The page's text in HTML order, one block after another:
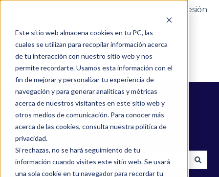
Este sitio web almacena cookies en tu PC, las
cuales se utilizan para recopilar información acerca
de tu interacción con nuestro sitio web y nos
permite recordarte. Usamos esta información con el
fin de mejorar y personalizar tu experiencia de
navegación y para generar analíticas y métricas
acerca de nuestros visitantes en este sitio web y
otros medios de comunicación. Para conocer más
acerca de las cookies, consulta nuestra política de
privacidad.
Si rechazas, no se hará seguimiento de tu
información cuando visites este sitio web. Se usará
una sola cookie en tu navegador para recordar tu
Iniciar sesión
¿Cómo podemos ayudarte?
No hay sugerencias porque el campo de